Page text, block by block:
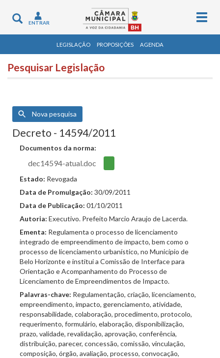
Toggle
navigation
ENTRAR
LEGISLAÇÃO PROPOSIÇÕES AGENDA
Pesquisar Legislação
Nova pesquisa
Decreto - 14594/2011
Documentos da norma:
dec14594-atual.doc
Estado: Revogada
Data de Promulgação: 30/09/2011
Data de Publicação: 01/10/2011
Autoria: Executivo. Prefeito Marcio Araujo de Lacerda.
Ementa: Regulamenta o processo de licenciamento
integrado de empreendimento de impacto, bem como o
processo de licenciamento urbanístico, no Município de
Belo Horizonte e institui a Comissão de Interface para
Orientação e Acompanhamento do Processo de
Licenciamento de Empreendimentos de Impacto.
Palavras-chave: Regulamentação, criação, licenciamento,
empreendimento, impacto, gerenciamento, atividade,
responsabilidade, colaboração, procedimento, protocolo,
requerimento, formulário, elaboração, disponibilização,
prazo, validade, revalidação, aprovação, conferência,
distribuição, parecer, concessão, comissão, vinculação,
composição, órgão, avaliação, processo, convocação,